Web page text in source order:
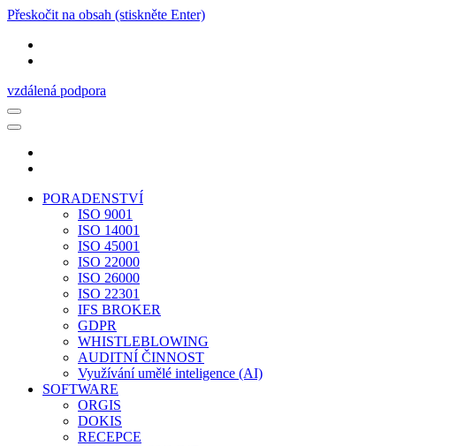
Přeskočit na obsah (stiskněte Enter)
vzdálená podpora
PORADENSTVÍ
ISO 9001
ISO 14001
ISO 45001
ISO 22000
ISO 26000
ISO 22301
IFS BROKER
GDPR
WHISTLEBLOWING
AUDITNÍ ČINNOST
Využívání umělé inteligence (AI)
SOFTWARE
ORGIS
DOKIS
RECEPCE